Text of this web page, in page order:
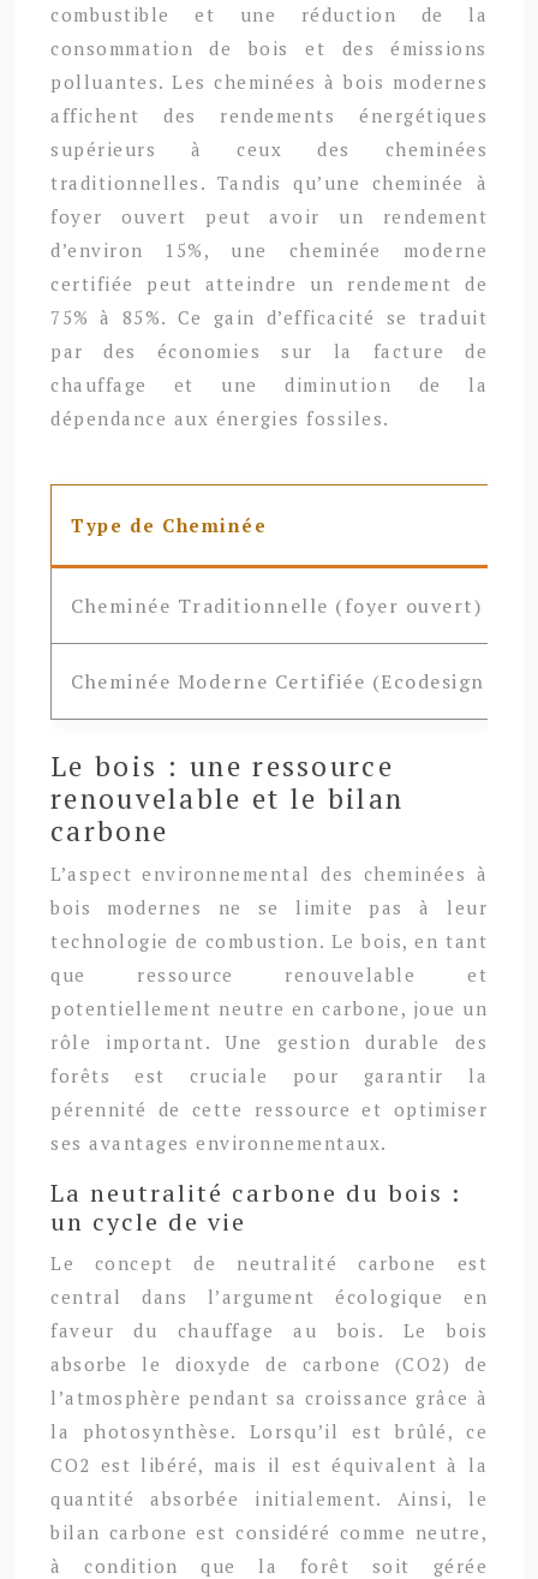
combustible et une réduction de la
consommation de bois et des émissions
polluantes. Les cheminées à bois modernes
affichent des rendements énergétiques
supérieurs à ceux des cheminées
traditionnelles. Tandis qu’une cheminée à
foyer ouvert peut avoir un rendement
d’environ 15%, une cheminée moderne
certifiée peut atteindre un rendement de
75% à 85%. Ce gain d’efficacité se traduit
par des économies sur la facture de
chauffage et une diminution de la
dépendance aux énergies fossiles.
Type de Cheminée
Cheminée Traditionnelle (foyer ouvert)
Cheminée Moderne Certifiée (Ecodesign
Le bois : une ressource
renouvelable et le bilan
carbone
L’aspect environnemental des cheminées à
bois modernes ne se limite pas à leur
technologie de combustion. Le bois, en tant
que ressource renouvelable et
potentiellement neutre en carbone, joue un
rôle important. Une gestion durable des
forêts est cruciale pour garantir la
pérennité de cette ressource et optimiser
ses avantages environnementaux.
La neutralité carbone du bois :
un cycle de vie
Le concept de neutralité carbone est
central dans l’argument écologique en
faveur du chauffage au bois. Le bois
absorbe le dioxyde de carbone (CO2) de
l’atmosphère pendant sa croissance grâce à
la photosynthèse. Lorsqu’il est brûlé, ce
CO2 est libéré, mais il est équivalent à la
quantité absorbée initialement. Ainsi, le
bilan carbone est considéré comme neutre,
à condition que la forêt soit gérée